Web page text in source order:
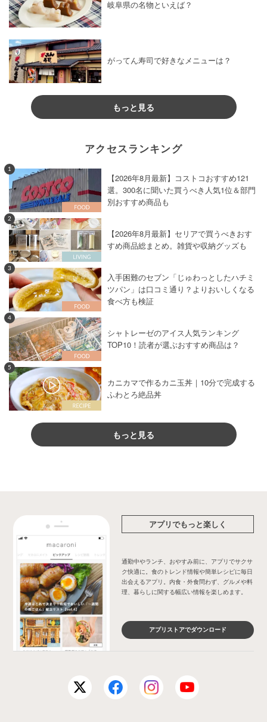
岐阜県の名物といえば？
がってん寿司で好きなメニューは？
もっと見る
アクセスランキング
1
【2026年8月最新】コストコおすすめ121
選。300名に聞いた買うべき人気1位＆部門
別おすすめ商品も
2
【2026年8月最新】セリアで買うべきおす
すめ商品総まとめ。雑貨や収納グッズも
3
入手困難のセブン「じゅわっとしたハチミ
ツパン」は口コミ通り？よりおいしくなる
食べ方も検証
4
シャトレーゼのアイス人気ランキング
TOP10！読者が選ぶおすすめ商品は？
5
カニカマで作るカニ玉丼｜10分で完成する
ふわとろ絶品丼
もっと見る
アプリでもっと楽しく
通勤中やランチ、おやすみ前に、アプリでサクサ
ク快適に。食のトレンド情報や簡単レシピに毎日
出会えるアプリ。内食・外食問わず、グルメや料
理、暮らしに関する幅広い情報を楽しめます。
アプリストアでダウンロード